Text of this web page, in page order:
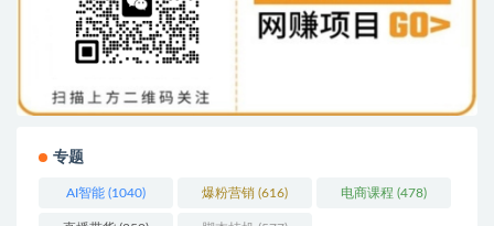
专题
AI智能 (1040) 爆粉营销 (616) 电商课程 (478)